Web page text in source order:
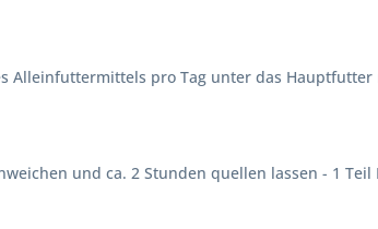
Alleinfuttermittels pro Tag unter das Hauptfutter
und ca. 2 Stunden quellen lassen - 1 Teil